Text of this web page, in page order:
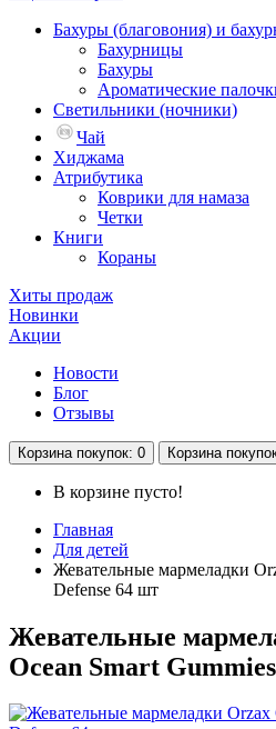
Бахуры (благовония) и
Бахурницы
Бахуры
Ароматические
Светильники (ночники)
Чай
Хиджама
Атрибутика
Коврики для намаза
Четки
Книги
Кораны
Хиты продаж
Новинки
Акции
Новости
Блог
Отзывы
Корзина покупок: 0 Корзина
В корзине пусто!
Главная
Для детей
Жевательные мармеладки
Defense 64 шт
Жевательные
Ocean Smart